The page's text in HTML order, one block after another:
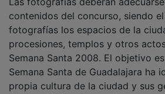
contenidos del concurso, siendo el
fotografías los espacios de la
procesiones, templos y otros
Semana Santa 2008. El objetivo
Semana Santa de Guadalajara ha
propia cultura de la ciudad y sus
Cada participante podrá enviar un